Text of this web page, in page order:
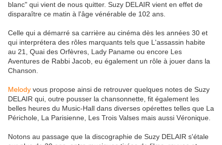
blanc" qui vient de nous quitter. Suzy DELAIR vient en effet de
disparaître ce matin à l'âge vénérable de 102 ans.
Celle qui a démarré sa carrière au cinéma dès les années 30 et
qui interprétera des rôles marquants tels que L'assassin habite
au 21, Quai des Orfèvres, Lady Paname ou encore Les
Aventures de Rabbi Jacob, eu également un rôle à jouer dans la
Chanson.
Melody vous propose ainsi de retrouver quelques notes de Suzy
DELAIR qui, outre pousser la chansonnette, fit également les
belles heures du Music-Hall dans diverses opérettes telles que La
Périchole, La Parisienne, Les Trois Valses mais aussi Véronique.
Notons au passage que la discographie de Suzy DELAIR s'étale